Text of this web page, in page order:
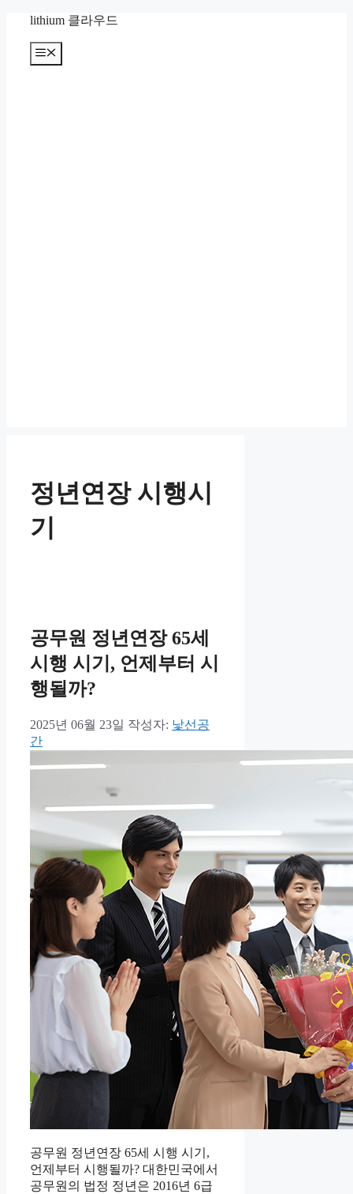
lithium 클라우드
메
뉴
정년연장 시행시
기
공무원 정년연장 65세
시행 시기, 언제부터 시
행될까?
2025년 06월 23일 작성자: 낯선공
간
공무원 정년연장 65세 시행 시기,
언제부터 시행될까? 대한민국에서
공무원의 법정 정년은 2016년 6급